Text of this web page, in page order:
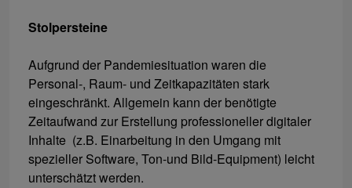
Stolpersteine
Aufgrund der Pandemiesituation waren die
Personal-, Raum- und Zeitkapazitäten stark
eingeschränkt. Allgemein kann der benötigte
Zeitaufwand zur Erstellung professioneller digitaler
Inhalte (z.B. Einarbeitung in den Umgang mit
spezieller Software, Ton-und Bild-Equipment) leicht
unterschätzt werden.